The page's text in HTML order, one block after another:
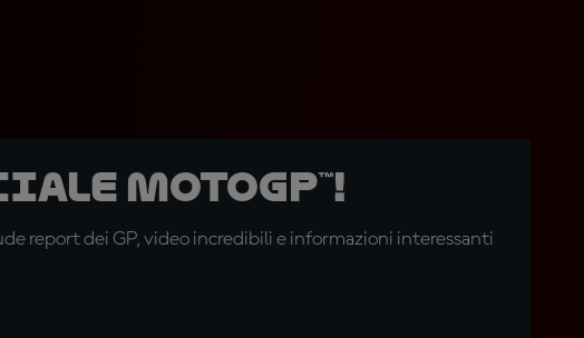
MotoGP™!
report dei GP, video incredibili e informazioni interessanti